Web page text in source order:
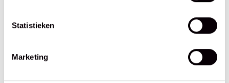
Statistieken
Marketing